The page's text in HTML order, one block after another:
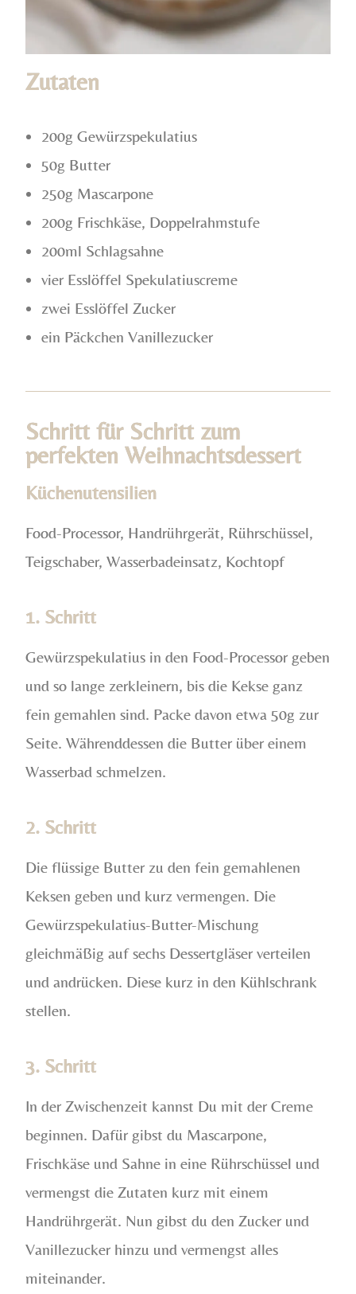
Zutaten
200g Gewürzspekulatius
50g Butter
250g Mascarpone
200g Frischkäse, Doppelrahmstufe
200ml Schlagsahne
vier Esslöffel Spekulatiuscreme
zwei Esslöffel Zucker
ein Päckchen Vanillezucker
Schritt für Schritt zum
perfekten Weihnachtsdessert
Küchenutensilien
Food-Processor, Handrührgerät, Rührschüssel,
Teigschaber, Wasserbadeinsatz, Kochtopf
1. Schritt
Gewürzspekulatius in den Food-Processor geben
und so lange zerkleinern, bis die Kekse ganz
fein gemahlen sind. Packe davon etwa 50g zur
Seite. Währenddessen die Butter über einem
Wasserbad schmelzen.
2. Schritt
Die flüssige Butter zu den fein gemahlenen
Keksen geben und kurz vermengen. Die
Gewürzspekulatius-Butter-Mischung
gleichmäßig auf sechs Dessertgläser verteilen
und andrücken. Diese kurz in den Kühlschrank
stellen.
3. Schritt
In der Zwischenzeit kannst Du mit der Creme
beginnen. Dafür gibst du Mascarpone,
Frischkäse und Sahne in eine Rührschüssel und
vermengst die Zutaten kurz mit einem
Handrührgerät. Nun gibst du den Zucker und
Vanillezucker hinzu und vermengst alles
miteinander.